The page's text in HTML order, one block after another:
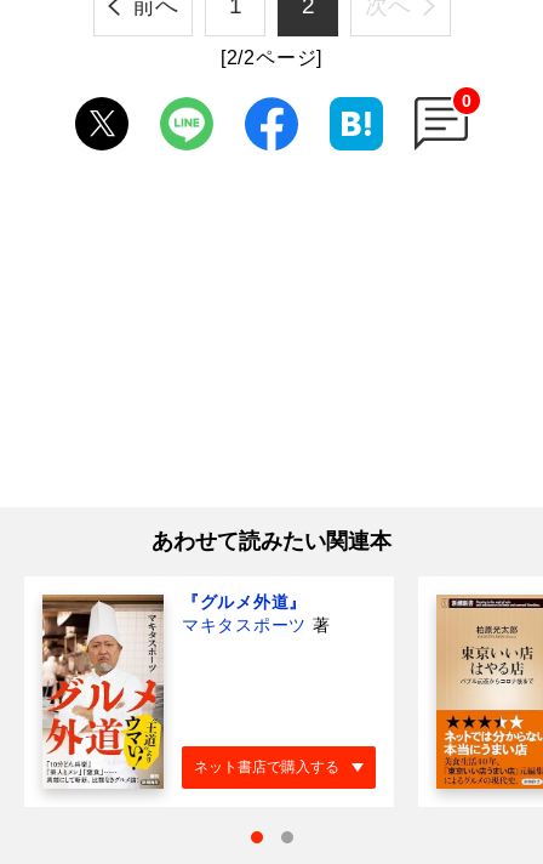
前へ 1 2 次へ
[2/2ページ]
0
あわせて読みたい関連本
『グルメ外道』
マキタスポーツ 著
ネット書店で購入する